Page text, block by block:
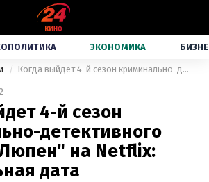
ЭКОНОМИКА
Когда выйдет 4-й сезон криминально-детективного сериала "Люпен" на Netflix: официальная дата
4-й сезон
детективного
на Netflix:
дата